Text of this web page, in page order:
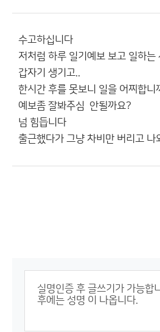
수고하십니다
저처럼 하루 일기예보 보고 일하는
갑자기 생기고..
한시간 후를 못보니 일을 어찌합니
예보좀 잘봐주심 안될까요?
넘 힘듭니다
출근했다가 그냥 차비만 버리고 나